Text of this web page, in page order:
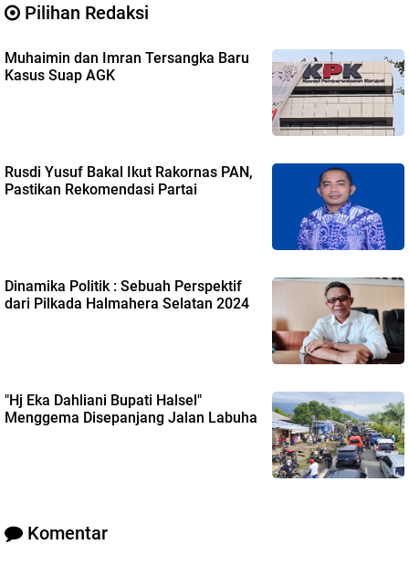
Pilihan Redaksi
Muhaimin dan Imran Tersangka Baru
Kasus Suap AGK
Rusdi Yusuf Bakal Ikut Rakornas PAN,
Pastikan Rekomendasi Partai
Dinamika Politik : Sebuah Perspektif
dari Pilkada Halmahera Selatan 2024
"Hj Eka Dahliani Bupati Halsel"
Menggema Disepanjang Jalan Labuha
Komentar